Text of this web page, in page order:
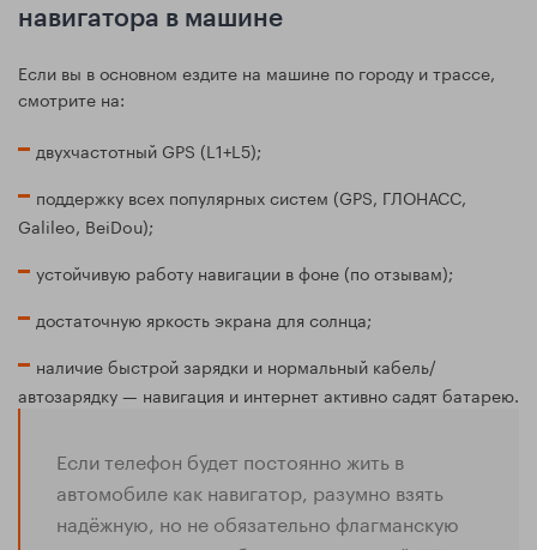
навигатора в машине
Если вы в основном ездите на машине по городу и трассе,
смотрите на:
двухчастотный GPS (L1+L5);
поддержку всех популярных систем (GPS, ГЛОНАСС,
Galileo, BeiDou);
устойчивую работу навигации в фоне (по отзывам);
достаточную яркость экрана для солнца;
наличие быстрой зарядки и нормальный кабель/
автозарядку — навигация и интернет активно садят батарею.
Если телефон будет постоянно жить в
автомобиле как навигатор, разумно взять
надёжную, но не обязательно флагманскую